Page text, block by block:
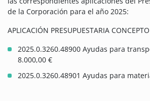
de la Corporación para el año 2025:
APLICACIÓN PRESUPUESTARIA
2025.0.3260.48900 Ayudas para
8.000,00 €
2025.0.3260.48901 Ayudas para